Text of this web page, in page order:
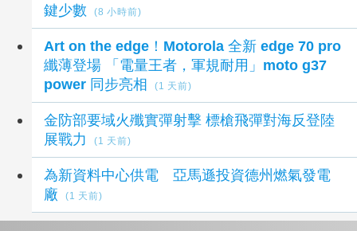
鍵少數
(8 小時前)
Art on the edge！Motorola 全新 edge 70 pro
纖薄登場 「電量王者，軍規耐用」moto g37
power 同步亮相
(1 天前)
金防部要域火殲實彈射擊 標槍飛彈對海反登陸
展戰力
(1 天前)
為新資料中心供電 亞馬遜投資德州燃氣發電
廠
(1 天前)